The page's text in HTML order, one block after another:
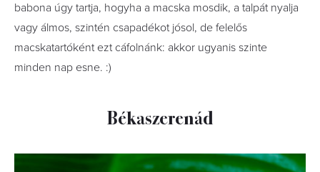
babona úgy tartja, hogyha a macska mosdik, a talpát nyalja
vagy álmos, szintén csapadékot jósol, de felelős
macskatartóként ezt cáfolnánk: akkor ugyanis szinte
minden nap esne. :)
Békaszerenád